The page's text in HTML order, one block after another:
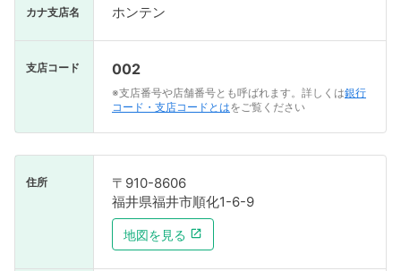
カナ支店名 ホンテン
支店コード 002
※支店番号や店舗番号とも呼ばれます。詳しくは銀行
コード・支店コードとはをご覧ください
住所
〒910-8606
福井県福井市順化1-6-9
地図を見る